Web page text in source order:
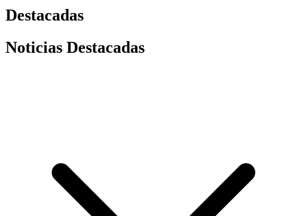
Destacadas
Noticias Destacadas